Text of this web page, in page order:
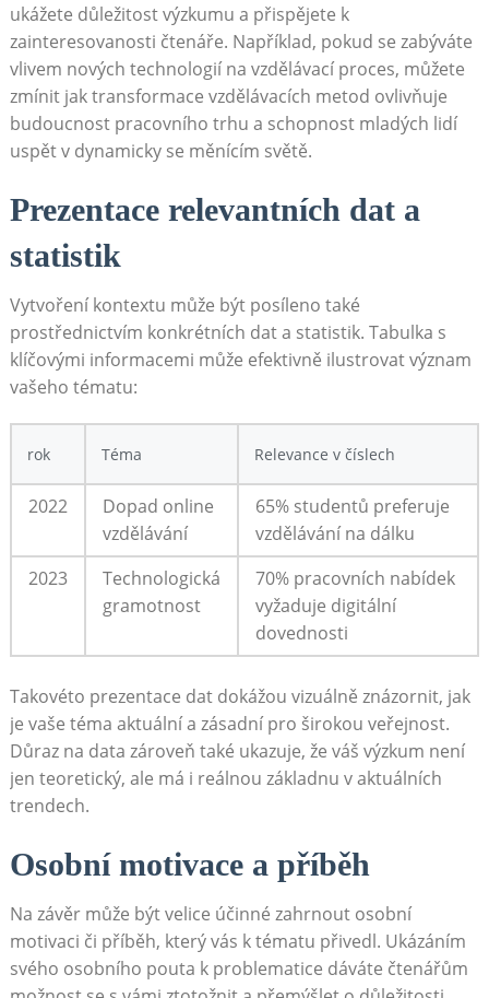
ukážete důležitost ​výzkumu a přispějete k
⁣zainteresovanosti‌ čtenáře. ‌Například, pokud se ​zabýváte
vlivem nových technologií na vzdělávací proces, můžete
zmínit jak⁤ transformace vzdělávacích metod ovlivňuje
budoucnost pracovního trhu a schopnost mladých lidí
uspět v dynamicky se ‌měnícím světě.
Prezentace relevantních dat a
statistik
Vytvoření kontextu může​ být posíleno také
prostřednictvím ⁢konkrétních dat a statistik. Tabulka s
klíčovými informacemi může efektivně ilustrovat význam​
vašeho tématu:
rok Téma Relevance v číslech
2022
Dopad online
vzdělávání
65% studentů preferuje‌
vzdělávání na dálku
2023
Technologická‍
gramotnost
70% pracovních nabídek
vyžaduje digitální
dovednosti
Takovéto prezentace dat⁢ dokážou vizuálně znázornit, jak
je ⁣vaše téma aktuální a ‍zásadní pro širokou veřejnost.
Důraz na ‌data zároveň také ukazuje, že váš výzkum není
jen teoretický, ale má‍ i ‍reálnou základnu‌ v ⁣aktuálních
trendech.
Osobní motivace a příběh
Na ​závěr může být velice účinné zahrnout osobní
motivaci či příběh, který vás k tématu přivedl. Ukázáním
svého osobního pouta k‌ problematice ⁣dáváte čtenářům